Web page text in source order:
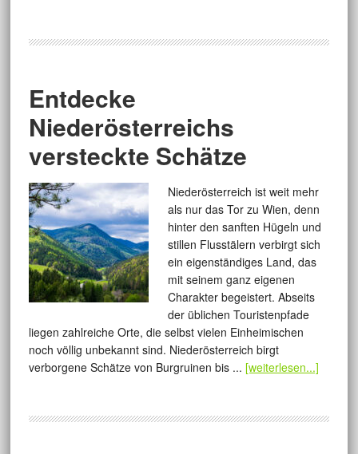
Entdecke
Niederösterreichs
versteckte Schätze
Niederösterreich ist weit mehr
als nur das Tor zu Wien, denn
hinter den sanften Hügeln und
stillen Flusstälern verbirgt sich
ein eigenständiges Land, das
mit seinem ganz eigenen
Charakter begeistert. Abseits
der üblichen Touristenpfade
liegen zahlreiche Orte, die selbst vielen Einheimischen
noch völlig unbekannt sind. Niederösterreich birgt
verborgene Schätze von Burgruinen bis ... [weiterlesen...]